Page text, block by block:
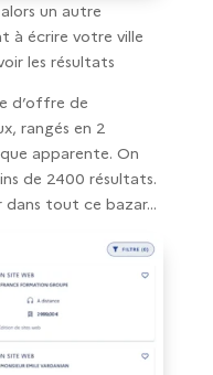
un autre
à écrire votre ville
les résultats
d’offre de
rangés en 2
apparente. On
de 2400 résultats.
dans tout ce bazar…